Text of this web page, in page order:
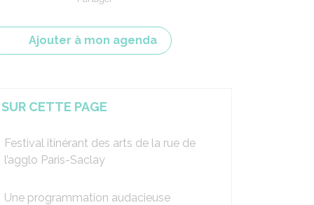
Ajouter à mon agenda
SUR CETTE PAGE
Festival itinérant des arts de la rue de
l’agglo Paris-Saclay
Une programmation audacieuse